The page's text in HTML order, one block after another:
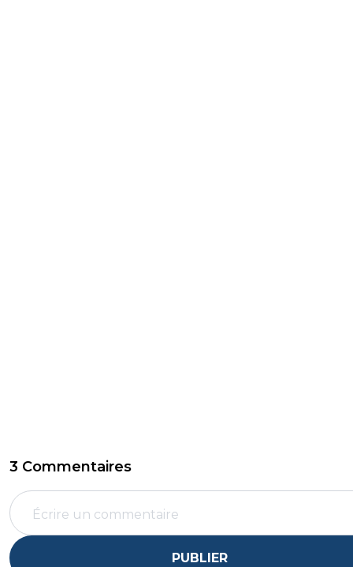
3 Commentaires
PUBLIER